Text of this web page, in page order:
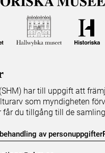
har till uppgift att
som myndigheten
du tillgång till de
av personuppgifter